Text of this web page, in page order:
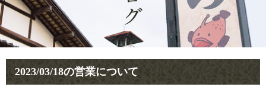
2023/03/18の営業について